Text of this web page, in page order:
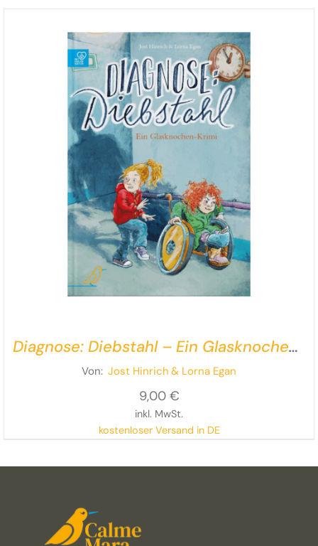
Diagnose: Diebstahl – Ein Glasknochen-
Krimi
Von: Jost Hinrich & Lorna Egan
9,00 €
inkl. MwSt.
kostenloser Versand in DE